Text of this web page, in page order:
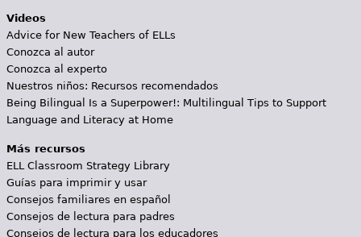
Videos
Advice for New Teachers of ELLs
Conozca al autor
Conozca al experto
Nuestros niños: Recursos recomendados
Being Bilingual Is a Superpower!: Multilingual Tips to Support
Language and Literacy at Home
Más recursos
ELL Classroom Strategy Library
Guías para imprimir y usar
Consejos familiares en español
Consejos de lectura para padres
Consejos de lectura para los educadores